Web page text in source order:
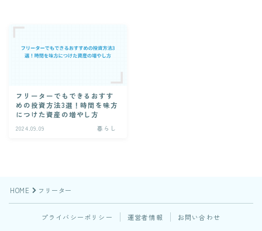
暮らし
フリーターでもできるおすす
めの投資方法3選！時間を味方
につけた資産の増やし方
2024.09.09 暮らし
HOME フリーター
プライバシーポリシー 運営者情報 お問い合わせ